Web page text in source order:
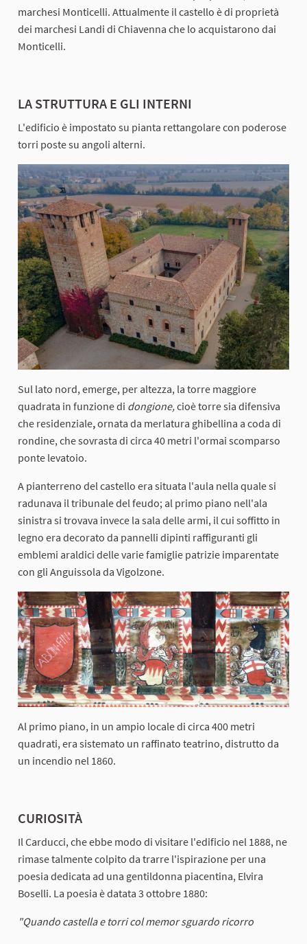
marchesi Monticelli. Attualmente il castello è di proprietà
dei marchesi Landi di Chiavenna che lo acquistarono dai
Monticelli.
LA STRUTTURA E GLI INTERNI
L'edificio è impostato su pianta rettangolare con poderose
torri poste su angoli alterni.
Sul lato nord, emerge, per altezza, la torre maggiore
quadrata in funzione di dongione,cioè torre sia difensiva
che residenziale,ornata da merlatura ghibellina a coda di
rondine, che sovrasta di circa 40 metri l'ormai scomparso
ponte levatoio.
A pianterreno del castello era situata l'aula nella quale si
radunava il tribunale del feudo; al primo piano nell'ala
sinistra si trovava invece la sala delle armi, il cui soffitto in
legno era decorato da pannelli dipinti raffiguranti gli
emblemi araldici delle varie famiglie patrizie imparentate
con gli Anguissola da Vigolzone.
Al primo piano, in un ampio locale di circa 400 metri
quadrati, era sistemato un raffinato teatrino, distrutto da
un incendio nel 1860.
CURIOSITÀ
Il Carducci, che ebbe modo di visitare l'edificio nel 1888, ne
rimase talmente colpito da trarre l'ispirazione per una
poesia dedicata ad una gentildonna piacentina, Elvira
Boselli. La poesia è datata 3 ottobre 1880:
"Quando castella e torri col memor sguardo ricorro